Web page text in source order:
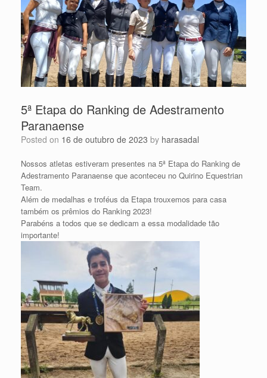
5ª Etapa do Ranking de Adestramento
Paranaense
Posted on 16 de outubro de 2023 by harasadal
Nossos atletas estiveram presentes na 5ª Etapa do Ranking de
Adestramento Paranaense que aconteceu no Quirino Equestrian
Team.
Além de medalhas e troféus da Etapa trouxemos para casa
também os prêmios do Ranking 2023!
Parabéns a todos que se dedicam a essa modalidade tão
importante!